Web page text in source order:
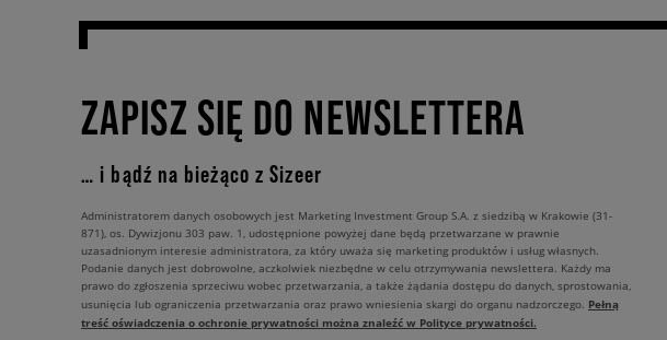
ZAPISZ SIĘ DO NEWSLETTERA
… i bądź na bieżąco z Sizeer
Administratorem danych osobowych jest Marketing Investment Group S.A. z siedzibą w Krakowie (31-
871), os. Dywizjonu 303 paw. 1, udostępnione powyżej dane będą przetwarzane w prawnie
uzasadnionym interesie administratora, za który uważa się marketing produktów i usług własnych.
Podanie danych jest dobrowolne, aczkolwiek niezbędne w celu otrzymywania newslettera. Każdy ma
prawo do zgłoszenia sprzeciwu wobec przetwarzania, a także żądania dostępu do danych, sprostowania,
usunięcia lub ograniczenia przetwarzania oraz prawo wniesienia skargi do organu nadzorczego. Pełną
treść oświadczenia o ochronie prywatności można znaleźć w Polityce prywatności.